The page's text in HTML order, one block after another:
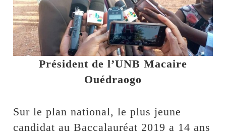
Président de l’UNB Macaire
Ouédraogo
Sur le plan national, le plus jeune
candidat au Baccalauréat 2019 a 14 ans